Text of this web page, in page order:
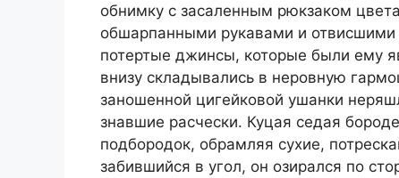
обнимку с засаленным рюкзаком
обшарпанными рукавами и отвисшими
потертые джинсы, которые были ему
внизу складывались в неровную
заношенной цигейковой ушанки
знавшие расчески. Куцая седая
подбородок, обрамляя сухие,
забившийся в угол, он озирался по